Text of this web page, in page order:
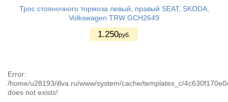
Трос стояночного тормоза левый, правый SEAT, SKODA,
Volkswagen TRW GCH2649
1.250руб.
Error:
/home/u28193/illva.ru/www/system/cache/templates_c/
does not exists!